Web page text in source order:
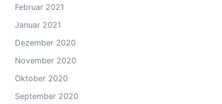
Februar 2021
Januar 2021
Dezember 2020
November 2020
Oktober 2020
September 2020